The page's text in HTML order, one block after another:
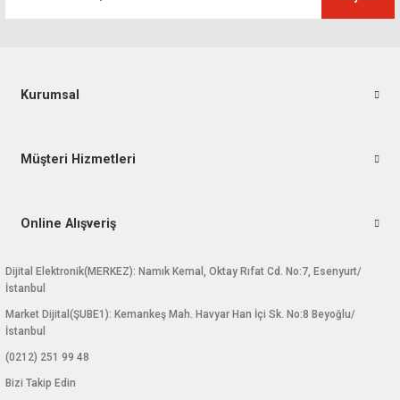
Kurumsal
Müşteri Hizmetleri
Online Alışveriş
Dijital Elektronik(MERKEZ): Namık Kemal, Oktay Rıfat Cd. No:7, Esenyurt/
İstanbul
Market Dijital(ŞUBE1): Kemankeş Mah. Havyar Han İçi Sk. No:8 Beyoğlu/
İstanbul
(0212) 251 99 48
Bizi Takip Edin